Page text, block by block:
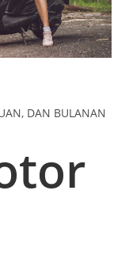
DAN BULANAN